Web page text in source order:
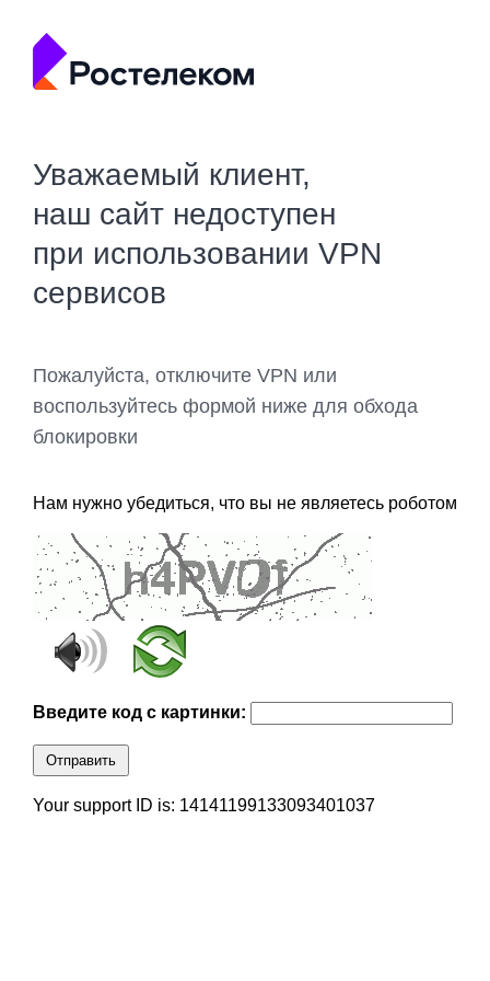
Уважаемый клиент,
наш сайт недоступен
при использовании VPN
сервисов
Пожалуйста, отключите VPN или
воспользуйтесь формой ниже для обхода
блокировки
Нам нужно убедиться, что вы не являетесь роботом
Введите код с картинки:
Отправить
Your support ID is: 14141199133093401037